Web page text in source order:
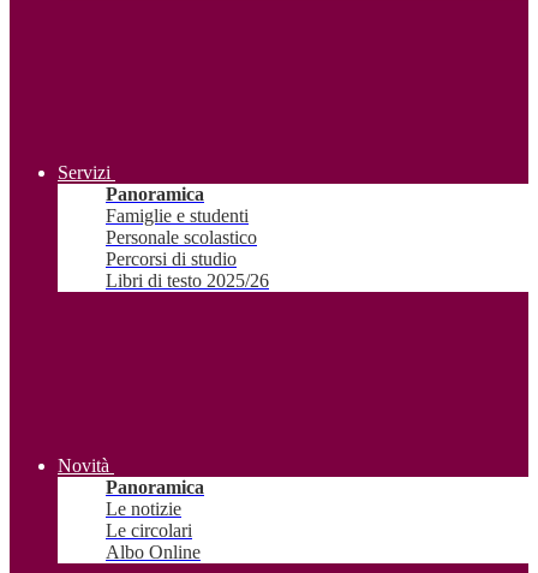
Servizi
Panoramica
Famiglie e studenti
Personale scolastico
Percorsi di studio
Libri di testo 2025/26
Novità
Panoramica
Le notizie
Le circolari
Albo Online